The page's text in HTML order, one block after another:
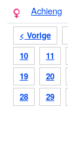
< Vorige
10
11
19
20
28
29
Achieng